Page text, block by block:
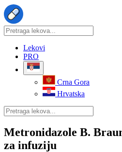
Lekovi
PRO
Crna Gora
Hrvatska
Metronidazole B.
za infuziju